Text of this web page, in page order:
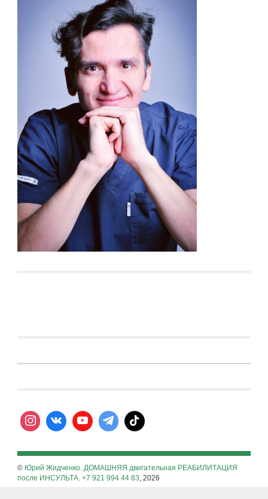
© Юрий Жидченко. ДОМАШНЯЯ двигательная РЕАБИЛИТАЦИЯ
после ИНСУЛЬТА. +7 921 994 44 83 , 2026